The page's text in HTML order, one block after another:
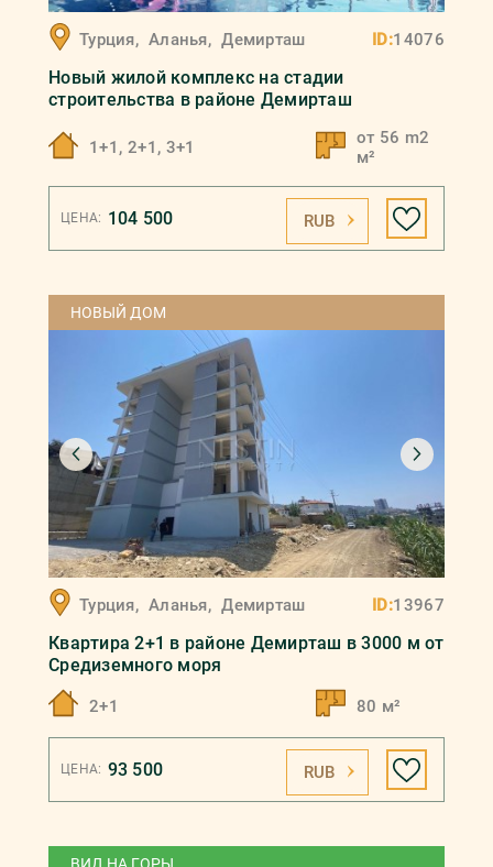
Турция, Аланья, Демирташ ID:14076
Новый жилой комплекс на стадии
строительства в районе Демирташ
1+1, 2+1, 3+1
от 56 m2
м²
ЦЕНА: 104 500 RUB
НОВЫЙ ДОМ
Турция, Аланья, Демирташ ID:13967
Квартира 2+1 в районе Демирташ в 3000 м от
Средиземного моря
2+1 80 м²
ЦЕНА: 93 500 RUB